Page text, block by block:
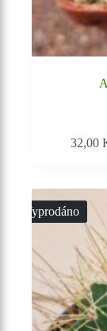
32,00
Vyprodáno